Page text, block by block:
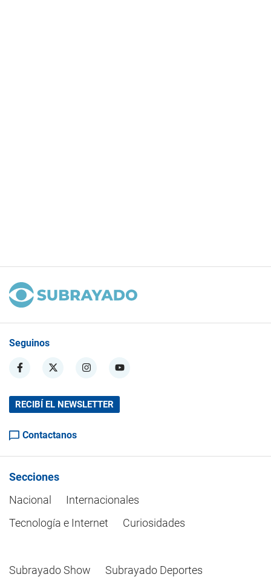
Seguinos
RECIBÍ EL NEWSLETTER
Contactanos
Secciones
Nacional
Internacionales
Tecnología e Internet
Curiosidades
Subrayado Show Subrayado Deportes